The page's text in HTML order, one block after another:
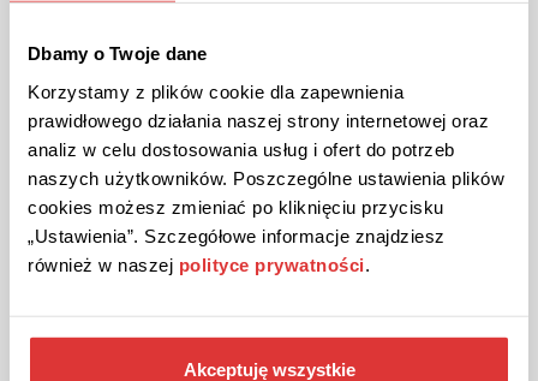
Dbamy o Twoje dane
Korzystamy z plików cookie dla zapewnienia
prawidłowego działania naszej strony internetowej oraz
analiz w celu dostosowania usług i ofert do potrzeb
naszych użytkowników. Poszczególne ustawienia plików
cookies możesz zmieniać po kliknięciu przycisku
„Ustawienia”. Szczegółowe informacje znajdziesz
również w naszej polityce prywatności
Akceptuję wszystkie
https://www.autodoc.pl/ i wprowadzić dane
pojazdu. W ofercie AutoDoc znajdują się
części układu napędowego, hamulcowego,
zapłonowego, kierowniczego i chłodzącego.
Można tu też kupić elementy wyposażenia
wnętrza i karoserii. Dostępne są tu również
kosmetyki i artykuły do pielęgnacji, dzięki
którym Twoje auto będzie zawsze dobrze